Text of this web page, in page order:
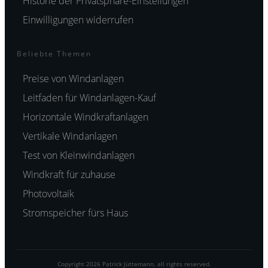
Einwilligungen widerrufen
Beliebte Themen
Preise von Windanlagen
Leitfaden für Windanlagen-Kauf
Horizontale Windkraftanlagen
Vertikale Windanlagen
Test von Kleinwindanlagen
Windkraft für zuhause
Photovoltaik
Stromspeicher fürs Haus
Copyright 2026 Patrick Jüttemann, all rights reserved.